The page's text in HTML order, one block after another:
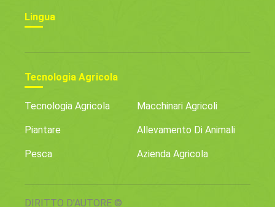
Lingua
Tecnologia Agricola
Tecnologia Agricola Macchinari Agricoli
Piantare Allevamento Di Animali
Pesca Azienda Agricola
DIRITTO D'AUTORE ©